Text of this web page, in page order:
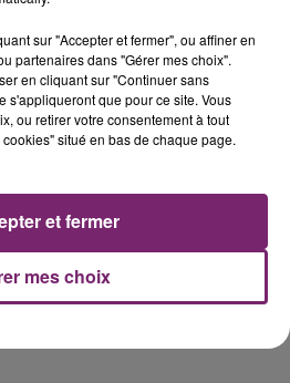
solaire du 12 Août 2026
de la région sont
sur "Accepter et fermer", ou affiner en
partenaires dans "Gérer mes choix".
en cliquant sur "Continuer sans
s'appliqueront que pour ce site. Vous
ou retirer votre consentement à tout
situé en bas de chaque page.
mes choix
et fermer